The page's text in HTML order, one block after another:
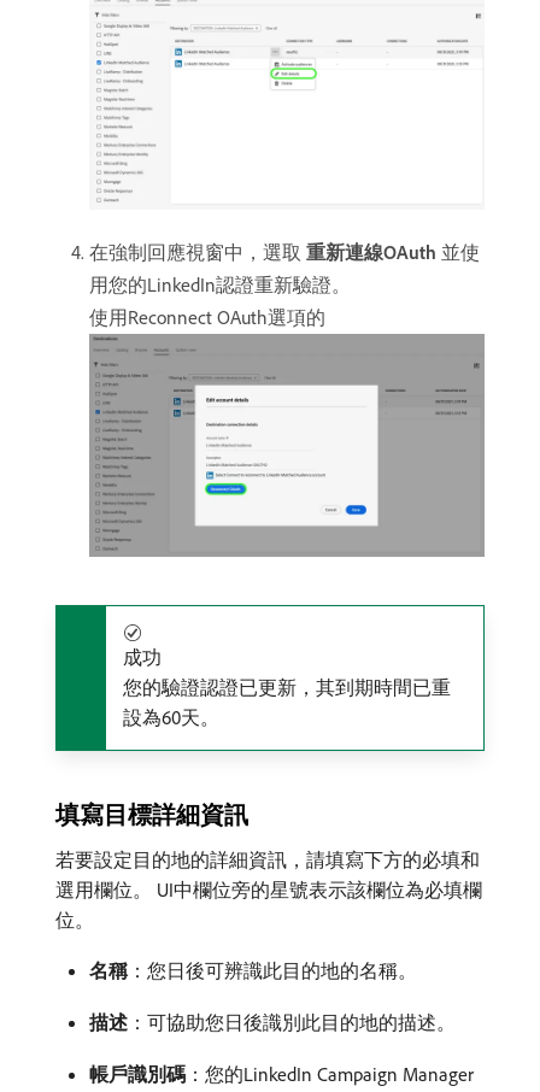
在強制回應視窗中，選取​ 重新連線OAuth ​並使
用您的LinkedIn認證重新驗證。
使用Reconnect OAuth選項的
成功
您的驗證認證已更新，其到期時間已重
設為60天。
填寫目標詳細資訊
若要設定目的地的詳細資訊，請填寫下方的必填和
選用欄位。 UI中欄位旁的星號表示該欄位為必填欄
位。
名稱：您日後可辨識此目的地的名稱。
描述 ：可協助您日後識別此目的地的描述。
帳戶識別碼 ：您的LinkedIn Campaign Manager